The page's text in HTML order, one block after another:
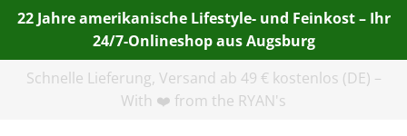
22 Jahre amerikanische Lifestyle- und Feinkost – Ihr
24/7-Onlineshop aus Augsburg
Telefon:+49(0)821 455 254 00 | E-Mail:info@american-
heritage.de| WhatsApp:+49(0)151 116 719 10